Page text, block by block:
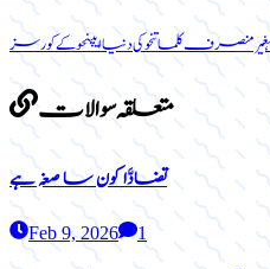
غیر منصرف کلماتنحو کی دنیا ایپنحو کے کورسز
متعلقہ سوالات
تضادَّا کون سا صغہ ہے
Feb 9, 2026 1